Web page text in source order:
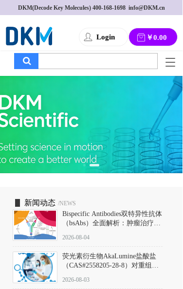
DKM(Decode Key Molecules) 400-168-1698
  info@DKM.cn
Login ￥0.00
T
g
g
l
a
v
i
g
a
新闻动态 /NEWS
Bispecific Antibodies双特异性抗体
（bsAbs）全面解析：肿瘤治疗的
2026-08-04
荧光素衍生物AkaLumine盐酸盐
（CAS#2558205-28-8）对重组萤
数（Km）为2.06 μM；其近红外
2026-08-03